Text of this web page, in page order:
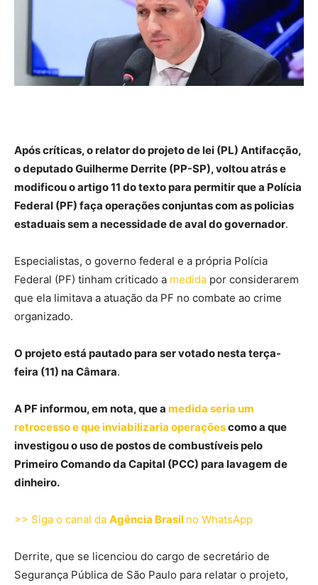
Após críticas, o relator do projeto de lei (PL) Antifacção,
o deputado Guilherme Derrite (PP-SP), voltou atrás e
modificou o artigo 11 do texto para permitir que a Polícia
Federal (PF) faça operações conjuntas com as policias
estaduais sem a necessidade de aval do governador.
Especialistas, o governo federal e a própria Polícia
Federal (PF) tinham criticado a medida por considerarem
que ela limitava a atuação da PF no combate ao crime
organizado.
O projeto está pautado para ser votado nesta terça-
feira (11) na Câmara.
A PF informou, em nota, que a medida seria um
retrocesso e que inviabilizaria operaçõescomo a que
investigou o uso de postos de combustíveis pelo
Primeiro Comando da Capital (PCC) para lavagem de
dinheiro.
>> Siga o canal da Agência Brasil no WhatsApp
Derrite, que se licenciou do cargo de secretário de
Segurança Pública de São Paulo para relatar o projeto,